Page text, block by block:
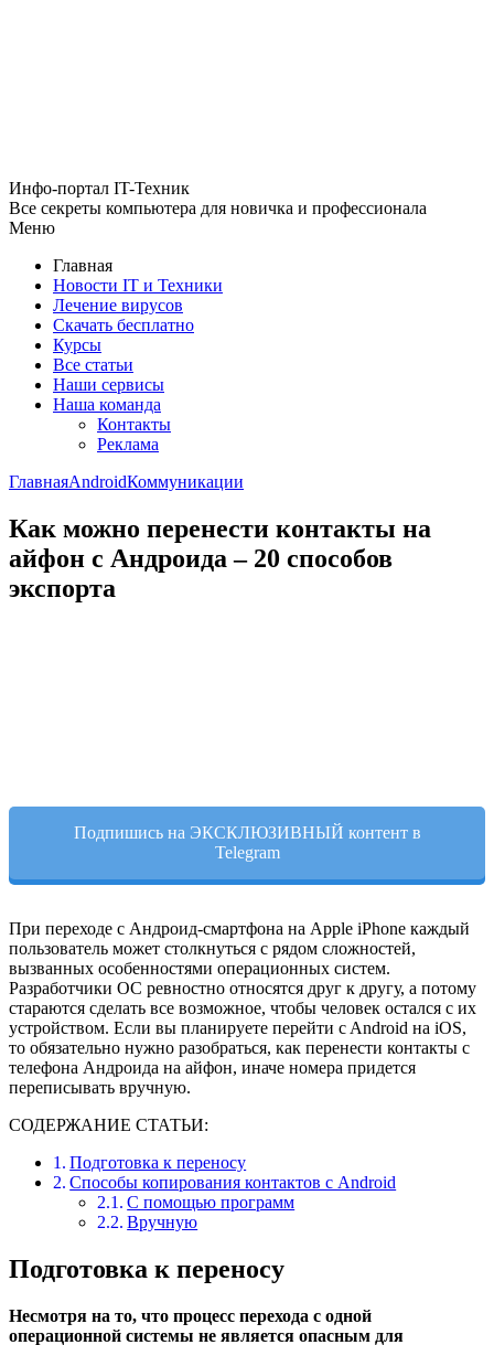
Инфо-портал IT-Техник
Все секреты компьютера для новичка и профессионала
Меню
Главная
Новости IT и Техники
Лечение вирусов
Скачать бесплатно
Курсы
Все статьи
Наши сервисы
Наша команда
Контакты
Реклама
ГлавнаяAndroidКоммуникации
Как можно перенести контакты на
айфон с Андроида – 20 способов
экспорта
Подпишись на ЭКСКЛЮЗИВНЫЙ контент в
Telegram
При переходе с Андроид-смартфона на Apple iPhone каждый
пользователь может столкнуться с рядом сложностей,
вызванных особенностями операционных систем.
Разработчики ОС ревностно относятся друг к другу, а потому
стараются сделать все возможное, чтобы человек остался с их
устройством. Если вы планируете перейти c Android на iOS,
то обязательно нужно разобраться, как перенести контакты с
телефона Андроида на айфон, иначе номера придется
переписывать вручную.
СОДЕРЖАНИЕ СТАТЬИ:
Подготовка к переносу
Способы копирования контактов с Android
С помощью программ
Вручную
Подготовка к переносу
Несмотря на то, что процесс перехода с одной
операционной системы не является опасным для